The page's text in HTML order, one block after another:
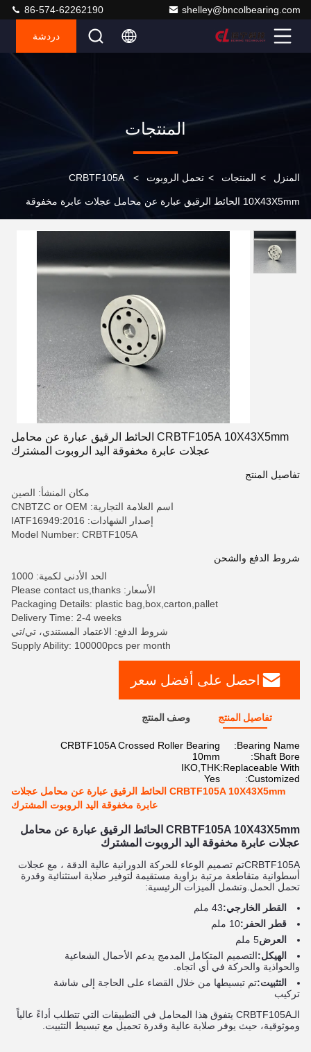
shelley@bncolbearing.com
86-574-62262190
دردشة
المنتجات
المنزل > المنتجات > تحمل الروبوت >
CRBTF105A
10X43X5mm الحائط الرقيق عبارة عن محامل عجلات عابرة مخفوقة
CRBTF105A 10X43X5mm الحائط الرقيق عبارة عن محامل
عجلات عابرة مخفوقة اليد الروبوت المشترك
تفاصيل المنتج
مكان المنشأ: الصين
اسم العلامة التجارية: CNBTZC or OEM
إصدار الشهادات: IATF16949:2016
Model Number: CRBTF105A
شروط الدفع والشحن
الحد الأدنى لكمية: 1000
الأسعار: Please contact us,thanks
Packaging Details: plastic bag,box,carton,pallet
Delivery Time: 2-4 weeks
شروط الدفع: الاعتماد المستندي، تي/تي
Supply Ability: 100000pcs per month
احصل على أفضل سعر
تفاصيل المنتج وصف المنتج
Bearing Name:
CRBTF105A Crossed Roller Bearing
Shaft Bore:
10mm
Replaceable With:
IKO,THK
Customized:
Yes
CRBTF105A 10X43X5mm الحائط الرقيق عبارة عن محامل عجلات
عابرة مخفوقة اليد الروبوت المشترك
CRBTF105A 10X43X5mm الحائط الرقيق عبارة عن محامل
عجلات عابرة مخفوقة اليد الروبوت المشترك
CRBTF105Aتم تصميم الوعاء للحركة الدورانية عالية الدقة ، مع عجلات
أسطوانية متقاطعة مرتبة بزاوية مستقيمة لتوفير صلابة استثنائية وقدرة
تحمل الحمل.وتشمل الميزات الرئيسية:
القطر الخارجي:43 ملم
قطر الحفر:10 ملم
العرض5 ملم
الهيكل:التصميم المتكامل المدمج يدعم الأحمال الشعاعية
والحواذية والحركة في أي اتجاه.
التثبيت:تم تبسيطها من خلال القضاء على الحاجة إلى شاشة
تركيب
الـCRBTF105A يتفوق هذا المحامل في التطبيقات التي تتطلب أداءً عالياً
وموثوقية، حيث يوفر صلابة عالية وقدرة تحميل مع تبسيط التثبيت.